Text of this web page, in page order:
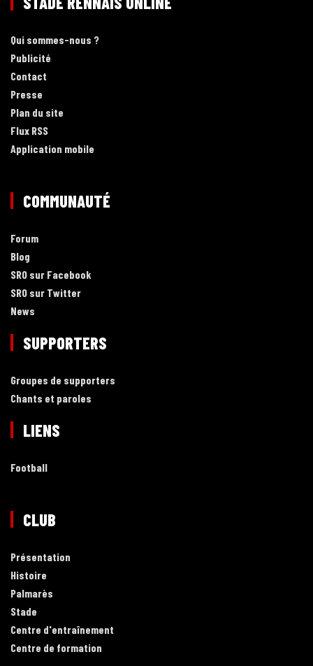
Qui sommes-nous ?
Publicité
Contact
Presse
Plan du site
Flux RSS
Application mobile
COMMUNAUTÉ
Forum
Blog
SRO sur Facebook
SRO sur Twitter
News
SUPPORTERS
Groupes de supporters
Chants et paroles
LIENS
Football
CLUB
Présentation
Histoire
Palmarès
Stade
Centre d'entraînement
Centre de formation